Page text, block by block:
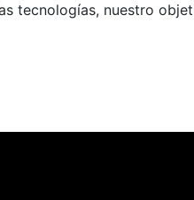
tecnologías, nuestro